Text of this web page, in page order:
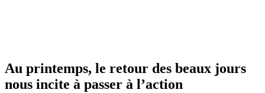
Au printemps, le retour des beaux jours
nous incite à passer à l’action